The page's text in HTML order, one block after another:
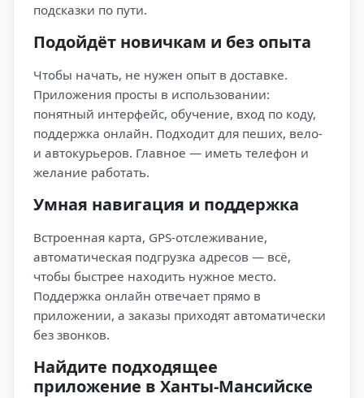
подсказки по пути.
Подойдёт новичкам и без опыта
Чтобы начать, не нужен опыт в доставке.
Приложения просты в использовании:
понятный интерфейс, обучение, вход по коду,
поддержка онлайн. Подходит для пеших, вело-
и автокурьеров. Главное — иметь телефон и
желание работать.
Умная навигация и поддержка
Встроенная карта, GPS-отслеживание,
автоматическая подгрузка адресов — всё,
чтобы быстрее находить нужное место.
Поддержка онлайн отвечает прямо в
приложении, а заказы приходят автоматически
без звонков.
Найдите подходящее
приложение в Ханты-Мансийске